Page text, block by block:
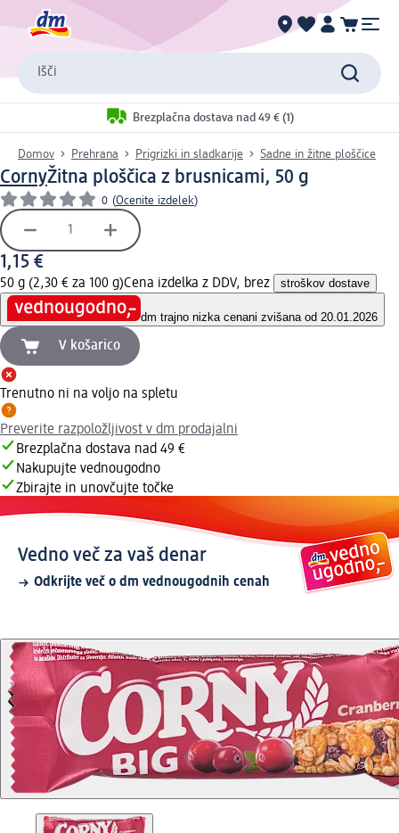
Išči
Brezplačna dostava nad 49 € (1)
Domov Prehrana Prigrizki in sladkarije Sadne in žitne ploščice
CornyŽitna ploščica z brusnicami, 50 g
0 (Ocenite izdelek)
1,15 €
50 g (2,30 € za 100 g)Cena izdelka z DDV, brez stroškov dostave
dm trajno nizka cenani zvišana od 20.01.2026
V košarico
Trenutno ni na voljo na spletu
Preverite razpoložljivost v dm prodajalni
Brezplačna dostava nad 49 €
Nakupujte vednougodno
Zbirajte in unovčujte točke
Vedno več za vaš denar
Odkrijte več o dm vednougodnih cenah